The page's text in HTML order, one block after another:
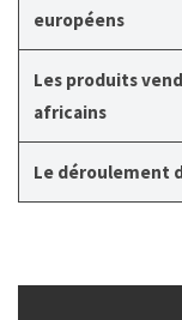
européens
Les produits
africains
Le déroulement